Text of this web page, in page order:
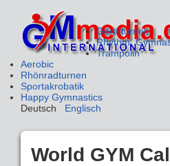
Gerätturnen
Rhythm.
Trampolin
Aerobic
Rhönradturnen
Sportakrobatik
Happy Gymnastics
Deutsch Englisch
World GYM